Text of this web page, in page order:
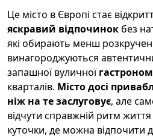
Це місто в Європі стає
яскравий відпочинок без
які обирають менш
винагороджуються
запашної вуличної
кварталів. Місто досі
ніж на те заслуговує, але
відчути справжній ритм життя
куточки, де можна відпочити